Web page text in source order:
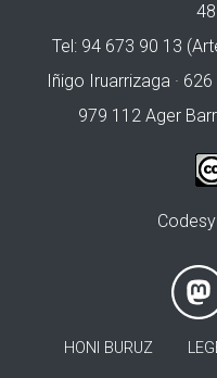
Tel: 94 673 90 13
Iñigo Iruarrizaga ·
979 112 Ager
HONI BURUZ